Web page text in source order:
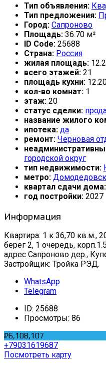
Тип объявления:
Тип предложения:
Город: Сапроново
Площадь: 36.70 м²
ID Code: 25688
Страна: Россия
жилая площадь:
всего этажей: 21
площадь кухни:
кол-во комнат: 1
этаж: 20
статус сделки:
название жилого
ипотека: да
ремонт: Черновая
городской округ
тип недвижимости:
метро:
квартал сдачи дома:
год постройки: 2027
Информация
Квартира: 1 к 36,70 кв.м.,
берег 2, 1 очередь,
адрес Сапроново дер.,
Застройщик: Тройка РЭД.
WhatsApp
Telegram
ID: 25688
Просмотры: 86
₽6,108,107
+79031619687
Посмотреть карту